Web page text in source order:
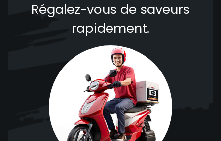
Régalez-vous de saveurs
rapidement.